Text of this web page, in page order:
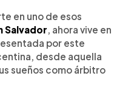
en uno de esos
Salvador, ahora vive en
por este
desde aquella
sueños como árbitro